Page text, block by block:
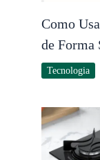
Como
de Forma
Tecnologia